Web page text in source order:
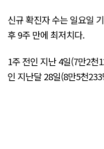
신규 확진자 수는 일요일
후 9주 만에 최저치다.
1주 전인 지난 4일(7만2천
인 지난달 28일(8만5천